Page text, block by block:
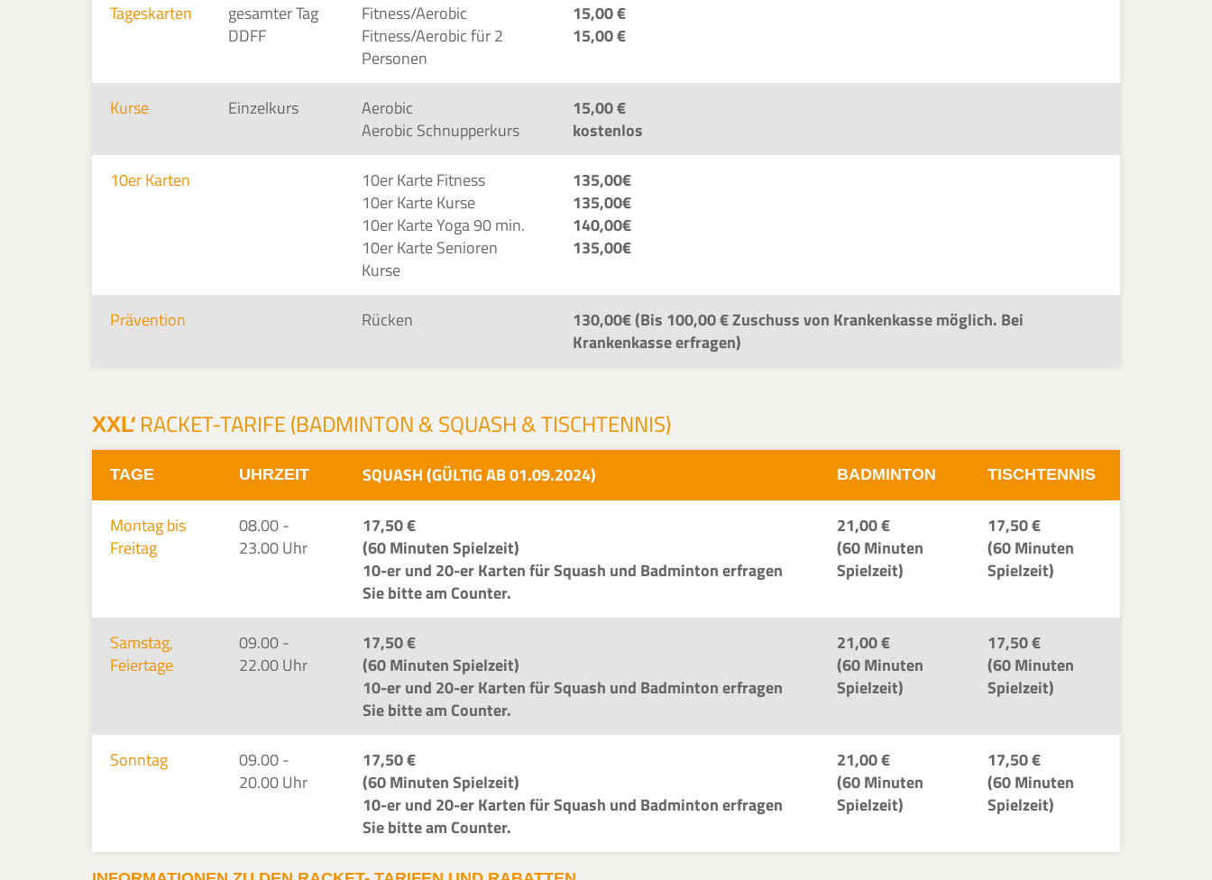
Tageskarten
gesamter Tag
DDFF
Fitness/Aerobic
Fitness/Aerobic für 2
Personen
15,00 €
15,00 €
Kurse Einzelkurs
Aerobic
Aerobic Schnupperkurs
15,00 €
kostenlos
10er Karten
10er Karte Fitness
10er Karte Kurse
10er Karte Yoga 90 min.
10er Karte Senioren
Kurse
135,00€
135,00€
140,00€
135,00€
Prävention Rücken
130,00€ (Bis 100,00 € Zuschuss von Krankenkasse möglich. Bei
Krankenkasse erfragen)
XXL
'RACKET-TARIFE (BADMINTON & SQUASH & TISCHTENNIS)
TAGE UHRZEIT SQUASH (GÜLTIG AB 01.09.2024) BADMINTON TISCHTENNIS
Montag bis
Freitag
08.00 -
23.00 Uhr
17,50 €
(60 Minuten Spielzeit)
10-er und 20-er Karten für Squash und Badminton erfragen
Sie bitte am Counter.
21,00 €
(60 Minuten
Spielzeit)
17,50 €
(60 Minuten
Spielzeit)
Samstag,
Feiertage
09.00 -
22.00 Uhr
17,50 €
(60 Minuten Spielzeit)
10-er und 20-er Karten für Squash und Badminton erfragen
Sie bitte am Counter.
21,00 €
(60 Minuten
Spielzeit)
17,50 €
(60 Minuten
Spielzeit)
Sonntag
09.00 -
20.00 Uhr
17,50 €
(60 Minuten Spielzeit)
10-er und 20-er Karten für Squash und Badminton erfragen
Sie bitte am Counter.
21,00 €
(60 Minuten
Spielzeit)
17,50 €
(60 Minuten
Spielzeit)